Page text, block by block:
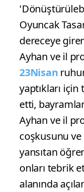
Oyuncak
dereceye
Ayhan ve il
23Nisan
yaptıkları
etti,
Ayhan ve il
coşkusunu
yansıtan
onları tebrik
alanında